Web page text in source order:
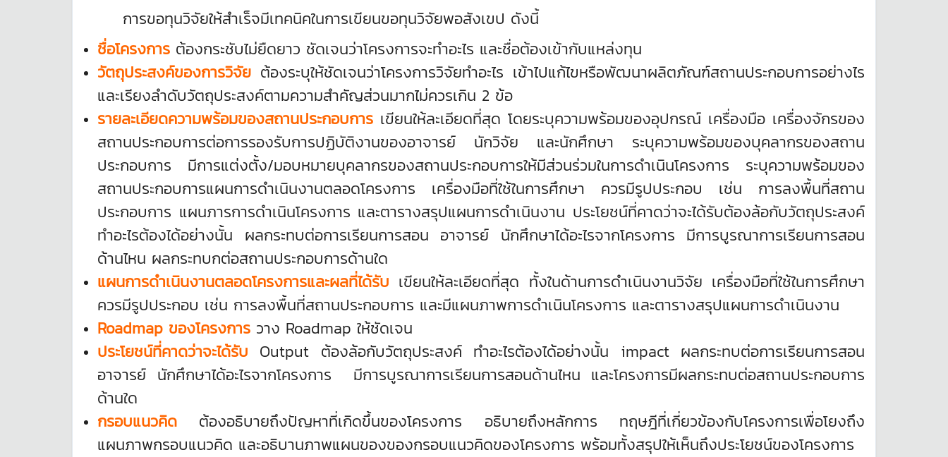
การขอทุนวิจัยให้สำเร็จมีเทคนิคในการเขียนขอทุนวิจัยพอสังเขป ดังนี้
ชื่อโครงการ ต้องกระชับไม่ยืดยาว ชัดเจนว่าโครงการจะทำอะไร และชื่อต้องเข้ากับแหล่งทุน
วัตถุประสงค์ของการวิจัย ต้องระบุให้ชัดเจนว่าโครงการวิจัยทำอะไร เข้าไปแก้ไขหรือพัฒนาผลิตภัณฑ์สถานประกอบการอย่างไร
และเรียงลำดับวัตถุประสงค์ตามความสำคัญส่วนมากไม่ควรเกิน 2 ข้อ
รายละเอียดความพร้อมของสถานประกอบการ เขียนให้ละเอียดที่สุด โดยระบุความพร้อมของอุปกรณ์ เครื่องมือ เครื่องจักรของ
สถานประกอบการต่อการรองรับการปฏิบัติงานของอาจารย์ นักวิจัย และนักศึกษา ระบุความพร้อมของบุคลากรของสถาน
ประกอบการ มีการแต่งตั้ง/มอบหมายบุคลากรของสถานประกอบการให้มีส่วนร่วมในการดำเนินโครงการ ระบุความพร้อมของ
สถานประกอบการแผนการดำเนินงานตลอดโครงการ เครื่องมือที่ใช้ในการศึกษา ควรมีรูปประกอบ เช่น การลงพื้นที่สถาน
ประกอบการ แผนภารการดำเนินโครงการ และตารางสรุปแผนการดำเนินงาน ประโยชน์ที่คาดว่าจะได้รับต้องล้อกับวัตถุประสงค์
ทำอะไรต้องได้อย่างนั้น ผลกระทบต่อการเรียนการสอน อาจารย์ นักศึกษาได้อะไรจากโครงการ มีการบูรณาการเรียนการสอน
ด้านไหน ผลกระทบกต่อสถานประกอบการด้านใด
แผนการดำเนินงานตลอดโครงการและผลที่ได้รับ เขียนให้ละเอียดที่สุด ทั้งในด้านการดำเนินงานวิจัย เครื่องมือที่ใช้ในการศึกษา
ควรมีรูปประกอบ เช่น การลงพื้นที่สถานประกอบการ และมีแผนภาพการดำเนินโครงการ และตารางสรุปแผนการดำเนินงาน
Roadmap ของโครงการ วาง Roadmap ให้ชัดเจน
ประโยชน์ที่คาดว่าจะได้รับ Output ต้องล้อกับวัตถุประสงค์ ทำอะไรต้องได้อย่างนั้น impact ผลกระทบต่อการเรียนการสอน
อาจารย์ นักศึกษาได้อะไรจากโครงการ มีการบูรณาการเรียนการสอนด้านไหน และโครงการมีผลกระทบต่อสถานประกอบการ
ด้านใด
กรอบแนวคิด ต้องอธิบายถึงปัญหาที่เกิดขึ้นของโครงการ อธิบายถึงหลักการ ทฤษฎีที่เกี่ยวข้องกับโครงการเพื่อโยงถึง
แผนภาพกรอบแนวคิด และอธิบานภาพแผนของของกรอบแนวคิดของโครงการ พร้อมทั้งสรุปให้เห็นถึงประโยชน์ของโครงการ